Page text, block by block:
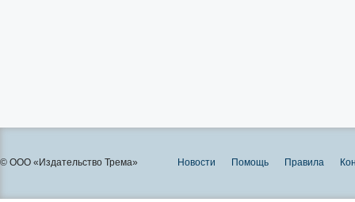
© ООО «Издательство Трема» Новости Помощь Правила